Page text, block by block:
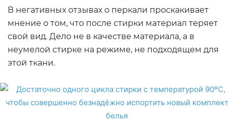
В негативных отзывах о перкали проскакивает
мнение о том, что после стирки материал теряет
свой вид. Дело не в качестве материала, а в
неумелой стирке на режиме, не подходящем для
этой ткани.